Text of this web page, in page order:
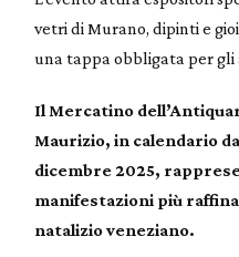
vetri di Murano, dipinti e
una tappa obbligata per gli
Il Mercatino
Maurizio, in calendario
dicembre 2025,
manifestazioni più
natalizio veneziano.